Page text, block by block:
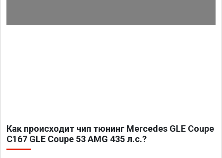
Как происходит чип тюнинг Mercedes GLE Coupe
C167 GLE Coupe 53 AMG 435 л.с.?